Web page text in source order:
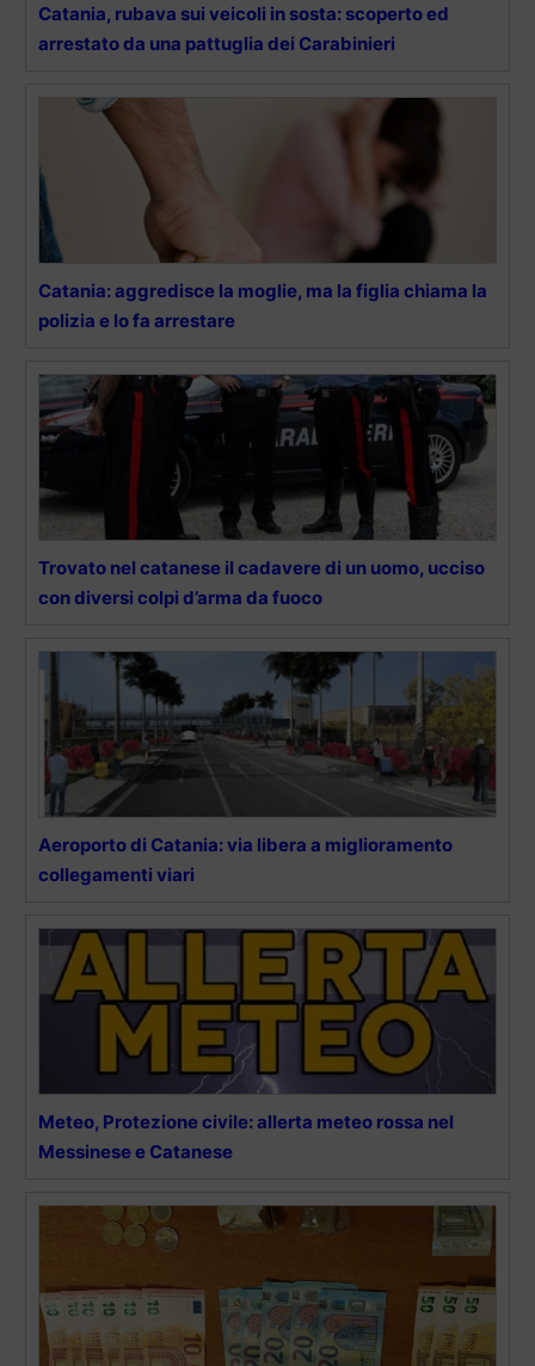
Catania, rubava sui veicoli in sosta: scoperto ed
arrestato da una pattuglia dei Carabinieri
Catania: aggredisce la moglie, ma la figlia chiama la
polizia e lo fa arrestare
Trovato nel catanese il cadavere di un uomo, ucciso
con diversi colpi d’arma da fuoco
Aeroporto di Catania: via libera a miglioramento
collegamenti viari
Meteo, Protezione civile: allerta meteo rossa nel
Messinese e Catanese